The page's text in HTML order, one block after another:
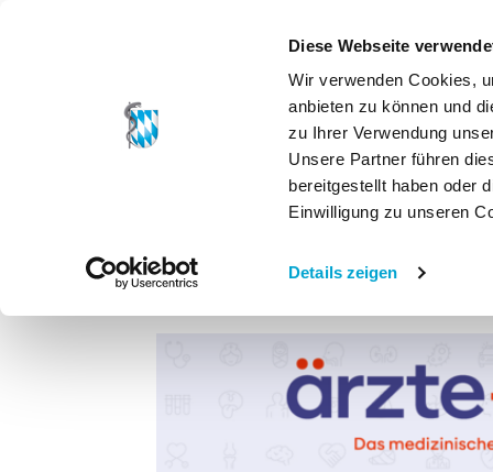
Diese Webseite
Wir verwenden Cookies,
anbieten zu können und
zu Ihrer Verwendung
Unsere Partner führen
bereitgestellt haben oder
Einwilligung zu unseren
Details zeigen